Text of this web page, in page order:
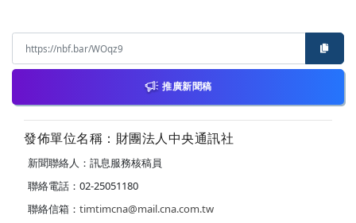
推廣新聞稿
發佈單位名稱：財團法人中央通訊社
新聞聯絡人：訊息服務核稿員
聯絡電話：02-25051180
聯絡信箱： timtimcna@mail.cna.com.tw